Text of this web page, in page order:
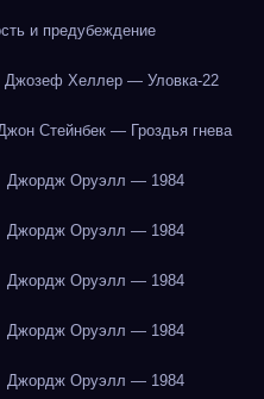
и предубеждение
Джозеф Хеллер — Уловка-22
Стейнбек — Гроздья гнева
Джордж Оруэлл — 1984
Джордж Оруэлл — 1984
Джордж Оруэлл — 1984
Джордж Оруэлл — 1984
Джордж Оруэлл — 1984